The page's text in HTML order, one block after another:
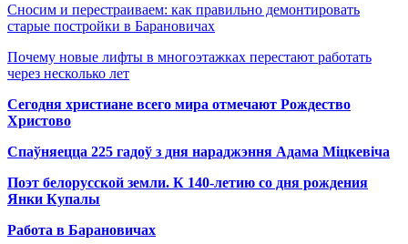
Сносим и перестраиваем: как правильно демонтировать
старые постройки в Барановичах
Почему новые лифты в многоэтажках перестают работать
через несколько лет
Сегодня христиане всего мира отмечают Рождество
Христово
Спаўняецца 225 гадоў з дня нараджэння Адама Міцкевіча
Поэт белорусской земли. К 140-летию со дня рождения
Янки Купалы
Работа в Барановичах